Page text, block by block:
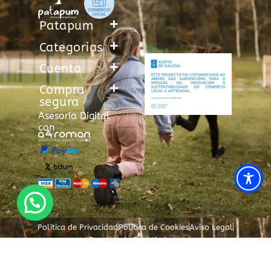
Patapum
Categorias
Cuenta
Compra
segura
Asesoría Digital
con
Política de PrivacidadPolítica de CookiesAviso Legal
Derecho de Desistimiento